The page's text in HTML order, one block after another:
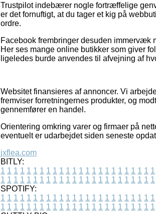
Trustpilot indebærer nogle fortræffelige
er det fornuftigt, at du tager et kig på
ordre.
Facebook frembringer desuden immervæk
Her ses mange online butikker som giver
ligeledes burde anvendes til afvejning af
Websitet finansieres af annoncer. Vi
fremviser forretningernes produkter, og
gennemfører en handel.
Orientering omkring varer og firmaer på
eventuelt er udarbejdet siden seneste
jxflea.com
BITLY:
1 1 1 1 1 1 1 1 1 1 1 1 1 1 1 1 1 1 1 1 1 1 1 1
1 1 1 1 1 1 1 1 1 1 1 1 1 1 1 1 1 1 1 1 1 1 1 1
SPOTIFY:
1 1 1 1 1 1 1 1 1 1 1 1 1 1 1 1 1 1 1 1 1 1 1 1
1 1 1 1 1 1 1 1 1 1 1 1 1 1 1 1 1 1 1 1 1 1 1 1